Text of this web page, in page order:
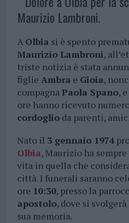
Maurizio Lambroni.
A Olbia si è spento
Maurizio Lambroni,
triste notizia è stata
figlie Ambra e Gioia,
compagnaPaola Spano,
ore hanno ricevuto
cordoglioda parenti,
Nato il 3 gennaio 1974
Olbia, Maurizio ha
vita in quella che
città. I funerali saranno
ore 10:30, presso la
apostolo, dove si
sua memoria.